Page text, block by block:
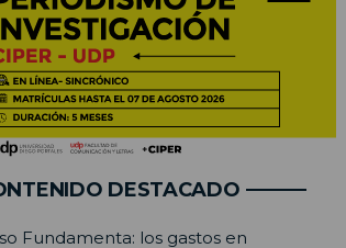
DESTACADO
Fundamenta: los gastos en